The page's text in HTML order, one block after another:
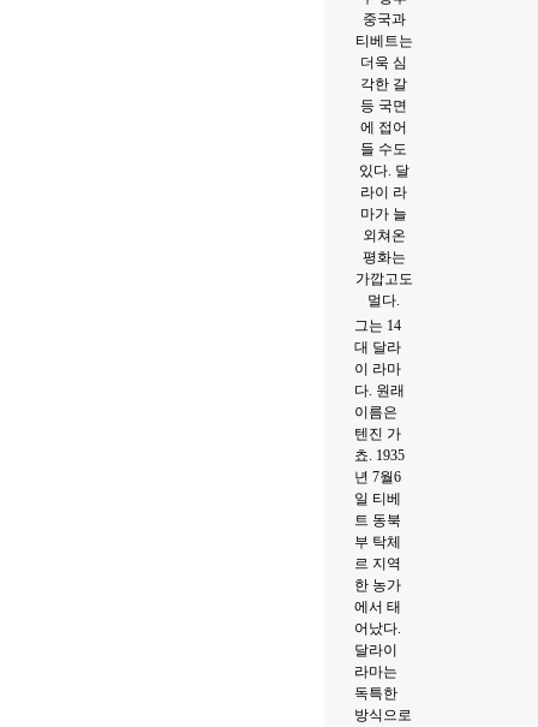
그는 14
대 달라
이 라마
다. 원래
이름은
텐진 가
쵸. 1935
년 7월6
일 티베
트 동북
부 탁체
르 지역
한 농가
에서 태
어났다.
달라이
라마는
독특한
방식으로